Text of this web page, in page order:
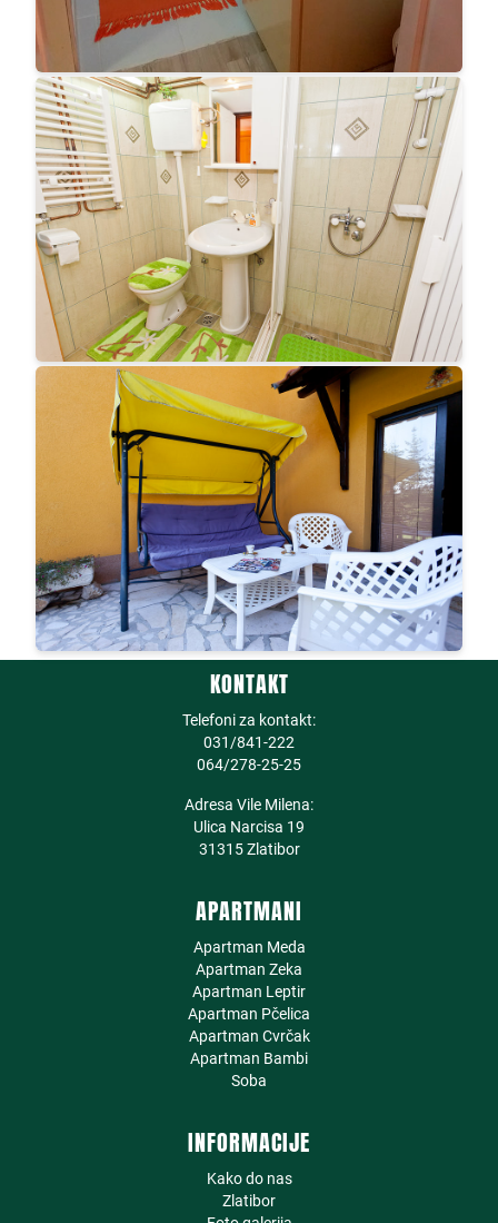
KONTAKT
Telefoni za kontakt:
031/841-222
064/278-25-25
Adresa Vile Milena:
Ulica Narcisa 19
31315 Zlatibor
APARTMANI
Apartman Meda
Apartman Zeka
Apartman Leptir
Apartman Pčelica
Apartman Cvrčak
Apartman Bambi
Soba
INFORMACIJE
Kako do nas
Zlatibor